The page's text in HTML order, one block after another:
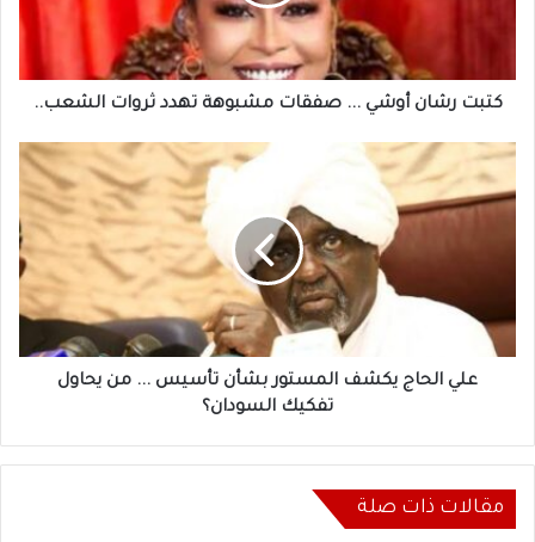
الشعب..
كتبت رشان أوشي ... صفقات مشبوهة تهدد ثروات الشعب..
علي
الحاج
يكشف
من
يحاول
تفكيكعلي الحاج يكشف المستور بشأن تأسيس ... من يحاول
تفكيك السودان؟
مقالات ذات صلة